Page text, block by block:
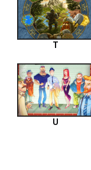
T
U